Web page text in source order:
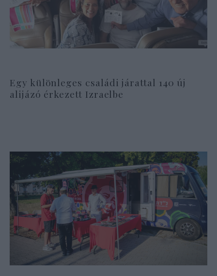
Egy különleges családi járattal 140 új
alijázó érkezett Izraelbe